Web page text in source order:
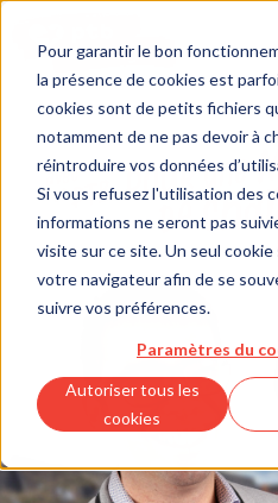
Pour garantir le bon
la présence de cookies est
cookies sont de petits fichiers
notamment de ne pas devoir à
réintroduire vos données
Si vous refusez l'utilisation des
informations ne seront pas
visite sur ce site. Un seul cookie
votre navigateur afin de se
suivre vos préférences.
Paramètres du
Autoriser tous les
cookies